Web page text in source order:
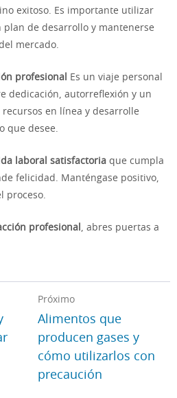
exitoso. Es importante utilizar
plan de desarrollo y mantenerse
mercado.
profesional
Es un viaje personal
dedicación, autorreflexión y un
en línea y desarrolle
que desee.
laboral satisfactoria que cumpla
felicidad. Manténgase positivo,
proceso.
profesional , abres puertas a
Próximo
Alimentos que
producen gases y
cómo utilizarlos con
precaución